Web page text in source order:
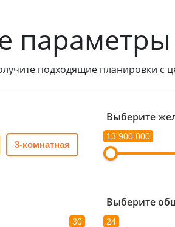
подходящие планировки с
3-комнатная
Выберите
13 900 000
30
Выберите
24